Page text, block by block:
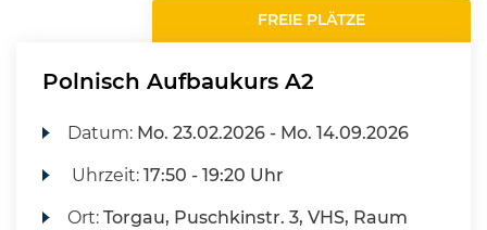
FREIE PLÄTZE
Polnisch Aufbaukurs A2
Datum: Mo. 23.02.2026 - Mo. 14.09.2026
Uhrzeit:17:50 - 19:20 Uhr
Ort:Torgau, Puschkinstr. 3, VHS, Raum